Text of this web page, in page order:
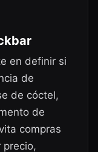
en definir si
de
de cóctel,
de
compras
precio,